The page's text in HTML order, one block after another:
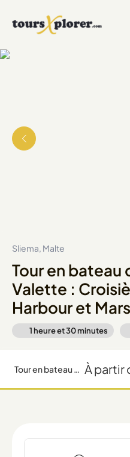
Sliema, Malte
Tour en bateau
Valette :
Harbour et
1 heure et 30 minutes
Tour en bateau du port de La Valette : Croisière Grand Harbour et Marsamxett À partir